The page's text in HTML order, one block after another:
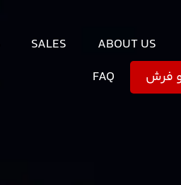
SALES ABOUT US
FAQ
فرش